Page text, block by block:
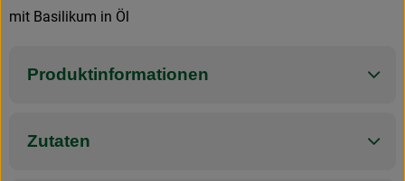
mit Basilikum in Öl
Produktinformationen
Zutaten